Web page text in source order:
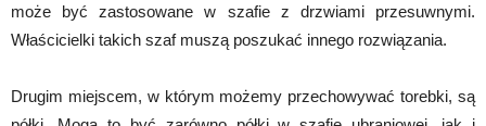
może być zastosowane w szafie z drzwiami przesuwnymi.
Właścicielki takich szaf muszą poszukać innego rozwiązania.
Drugim miejscem, w którym możemy przechowywać torebki, są